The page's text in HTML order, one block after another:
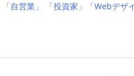
自営業」 「投資家」「Webデザ